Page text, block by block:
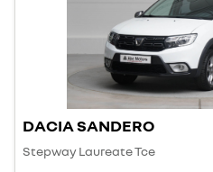
DACIA SANDERO
Stepway Laureate Tce